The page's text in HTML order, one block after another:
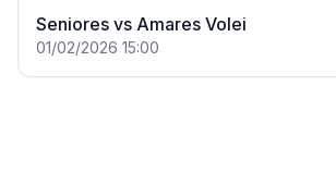
Seniores vs Amares Volei
01/02/2026 15:00